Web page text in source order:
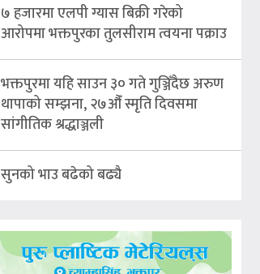
७ हजारमा एलपी ग्यास बिक्री गरेको
आरोपमा भक्तपुरका तुलसीराम त्वयना पक्राउ
भक्तपुरमा यहि साउन ३० गते गुञ्जिँदैछ अरुण
थापाको सम्झना, २७औँ स्मृति दिवसमा
सांगीतिक श्रद्धाञ्जली
सुनको भाउ बढेको बढ्यै